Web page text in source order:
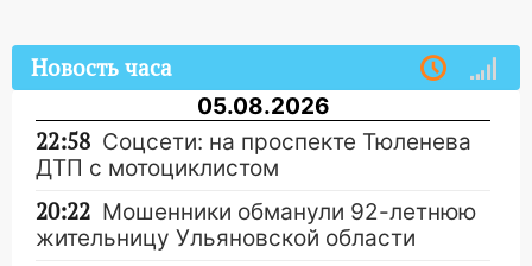
Новость часа
05.08.2026
22:58 Соцсети: на проспекте Тюленева
ДТП с мотоциклистом
20:22 Мошенники обманули 92-летнюю
жительницу Ульяновской области